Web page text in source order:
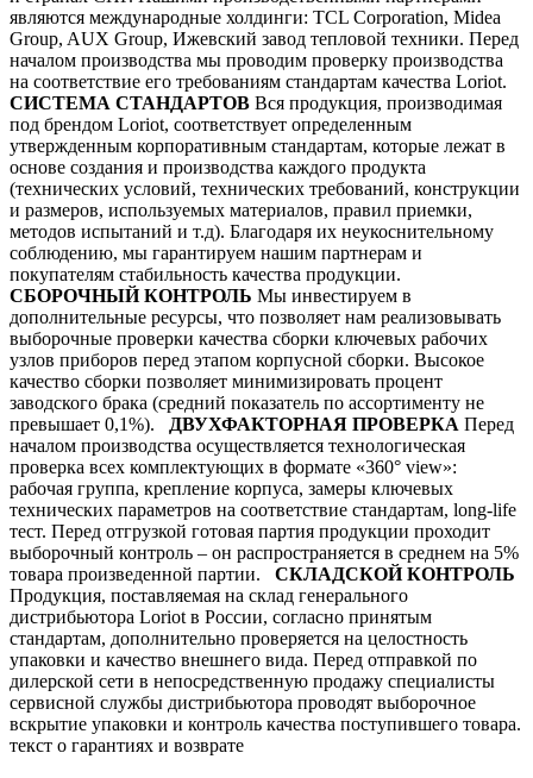
являются международные холдинги: TCL Corporation, Midea
Group, AUX Group, Ижевский завод тепловой техники. Перед
началом производства мы проводим проверку производства
на соответствие его требованиям стандартам качества Loriot.
СИСТЕМА СТАНДАРТОВ Вся продукция, производимая
под брендом Loriot, соответствует определенным
утвержденным корпоративным стандартам, которые лежат в
основе создания и производства каждого продукта
(технических условий, технических требований, конструкции
и размеров, используемых материалов, правил приемки,
методов испытаний и т.д). Благодаря их неукоснительному
соблюдению, мы гарантируем нашим партнерам и
покупателям стабильность качества продукции.
СБОРОЧНЫЙ КОНТРОЛЬ Мы инвестируем в
дополнительные ресурсы, что позволяет нам реализовывать
выборочные проверки качества сборки ключевых рабочих
узлов приборов перед этапом корпусной сборки. Высокое
качество сборки позволяет минимизировать процент
заводского брака (средний показатель по ассортименту не
превышает 0,1%).
ДВУХФАКТОРНАЯ ПРОВЕРКА Перед
началом производства осуществляется технологическая
проверка всех комплектующих в формате «360° view»:
рабочая группа, крепление корпуса, замеры ключевых
технических параметров на соответствие стандартам, long-life
тест. Перед отгрузкой готовая партия продукции проходит
выборочный контроль – он распространяется в среднем на 5%
товара произведенной партии. СКЛАДСКОЙ КОНТРОЛЬ
Продукция, поставляемая на склад генерального
дистрибьютора Loriot в России, согласно принятым
стандартам, дополнительно проверяется на целостность
упаковки и качество внешнего вида. Перед отправкой по
дилерской сети в непосредственную продажу специалисты
сервисной службы дистрибьютора проводят выборочное
вскрытие упаковки и контроль качества поступившего товара.
текст о гарантиях и возврате